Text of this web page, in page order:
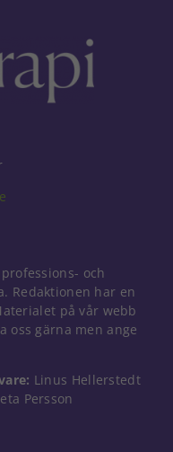
och
Redaktionen har en
på vår webb
oss gärna men ange
Linus Hellerstedt
Persson
Nödvändiga
Dessa kakor